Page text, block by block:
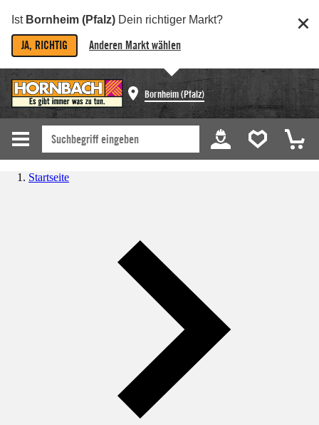
Ist Bornheim (Pfalz) Dein richtiger Markt?
JA, RICHTIG Anderen Markt wählen
Bornheim (Pfalz)
Startseite